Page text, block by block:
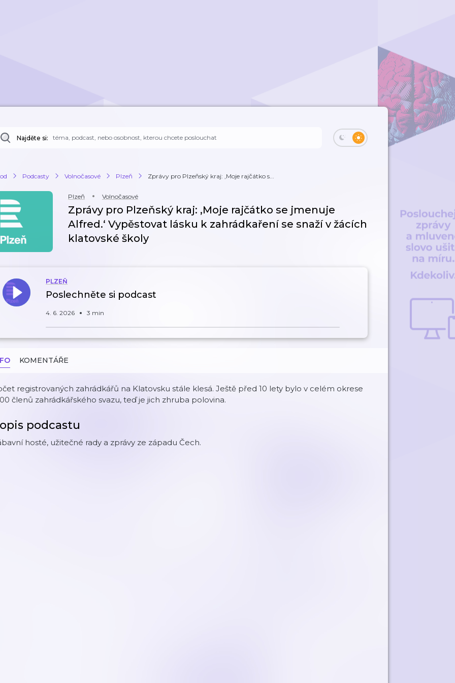
Najděte si:
Podcasty Volnočasové Plzeň Zprávy pro Plzeňský kraj: ‚Moje rajčátko s...
Plzeň Volnočasové
Zprávy pro Plzeňský kraj: ‚Moje rajčátko se jmenuje
Alfred.‘ Vypěstovat lásku k zahrádkaření se snaží v žácích
klatovské školy
PLZEŇ
Poslechněte si podcast
4. 6. 2026 3 min
KOMENTÁŘE
registrovaných zahrádkářů na Klatovsku stále klesá. Ještě před 10 lety bylo v celém okrese
členů zahrádkářského svazu, teď je jich zhruba polovina.
podcastu
hosté, užitečné rady a zprávy ze západu Čech.